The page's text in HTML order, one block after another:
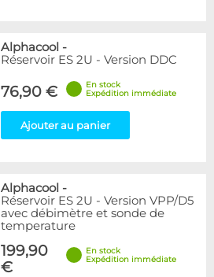
Alphacool -
Réservoir ES 2U - Version DDC
76,90 €
En stock
Expédition immédiate
Ajouter au panier
Alphacool -
Réservoir ES 2U - Version VPP/D5
avec débimètre et sonde de
temperature
199,90
€
En stock
Expédition immédiate